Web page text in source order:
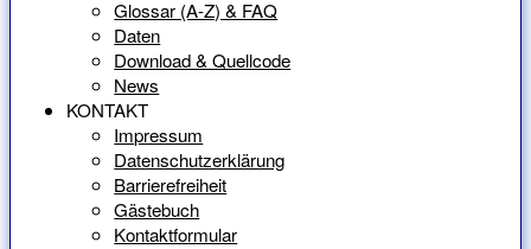
Glossar (A-Z) & FAQ
Daten
Download & Quellcode
News
KONTAKT
Impressum
Datenschutzerklärung
Barrierefreiheit
Gästebuch
Kontaktformular